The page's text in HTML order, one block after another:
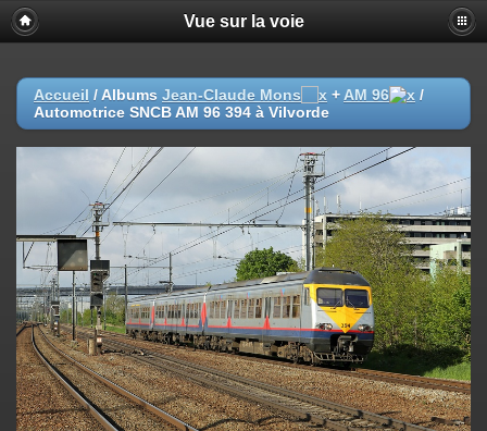
Vue sur la voie
Accueil / Albums Jean-Claude Mons + AM 96
/
Automotrice SNCB AM 96 394 à Vilvorde